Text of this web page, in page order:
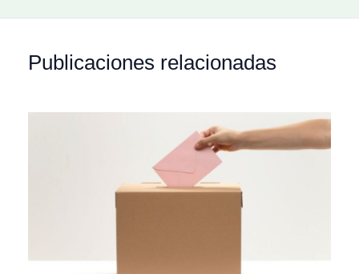
Publicaciones relacionadas